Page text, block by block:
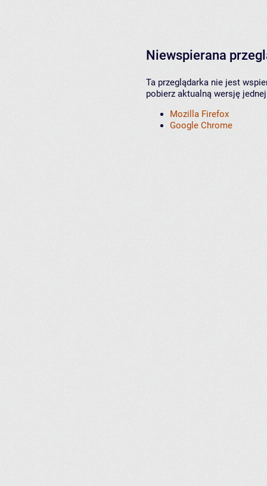
Niewspierana
Ta przeglądarka nie jest
pobierz aktualną wersję
Mozilla Firefox
Google Chrome